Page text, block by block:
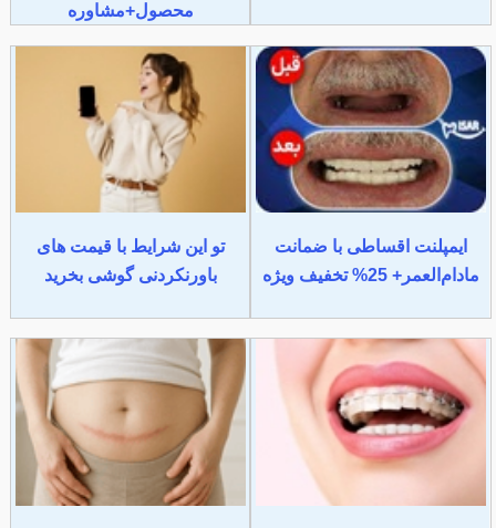
محصول+مشاوره
ایمپلنت اقساطی با ضمانت
مادام‌العمر+ 25% تخفیف ویژه
تو این شرایط با قیمت های
باورنکردنی گوشی بخرید